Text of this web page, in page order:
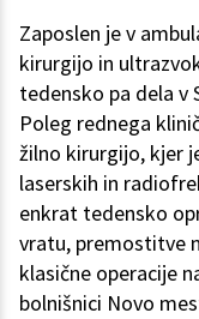
Zaposlen je v
kirurgijo in
tedensko pa dela v
Poleg rednega
žilno kirurgijo, kjer
laserskih in
enkrat tedensko
vratu, premostitve
klasične operacije
bolnišnici Novo